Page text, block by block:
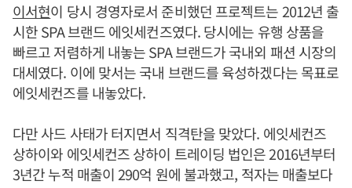
이서현이 당시 경영자로서 준비했던 프로젝트는 2012년 출
시한 SPA 브랜드 에잇세컨즈였다. 당시에는 유행 상품을
빠르고 저렴하게 내놓는 SPA 브랜드가 국내외 패션 시장의
대세였다. 이에 맞서는 국내 브랜드를 육성하겠다는 목표로
에잇세컨즈를 내놓았다.
다만 사드 사태가 터지면서 직격탄을 맞았다. 에잇세컨즈
상하이와 에잇세컨즈 상하이 트레이딩 법인은 2016년부터
3년간 누적 매출이 290억 원에 불과했고, 적자는 매출보다